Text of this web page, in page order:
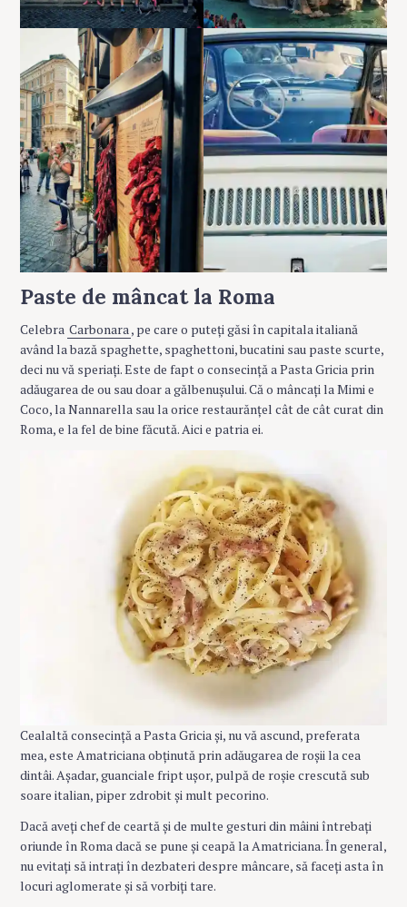
Paste de mâncat la Roma
Celebra Carbonara, pe care o puteți găsi în capitala italiană
având la bază spaghette, spaghettoni, bucatini sau paste scurte,
deci nu vă speriați. Este de fapt o consecință a Pasta Gricia prin
adăugarea de ou sau doar a gălbenușului. Că o mâncați la Mimi e
Coco, la Nannarella sau la orice restaurănțel cât de cât curat din
Roma, e la fel de bine făcută. Aici e patria ei.
Cealaltă consecință a Pasta Gricia și, nu vă ascund, preferata
mea, este Amatriciana obținută prin adăugarea de roșii la cea
dintâi. Așadar, guanciale fript ușor, pulpă de roșie crescută sub
soare italian, piper zdrobit și mult pecorino.
Dacă aveți chef de ceartă și de multe gesturi din mâini întrebați
oriunde în Roma dacă se pune și ceapă la Amatriciana. În general,
nu evitați să intrați în dezbateri despre mâncare, să faceți asta în
locuri aglomerate și să vorbiți tare.